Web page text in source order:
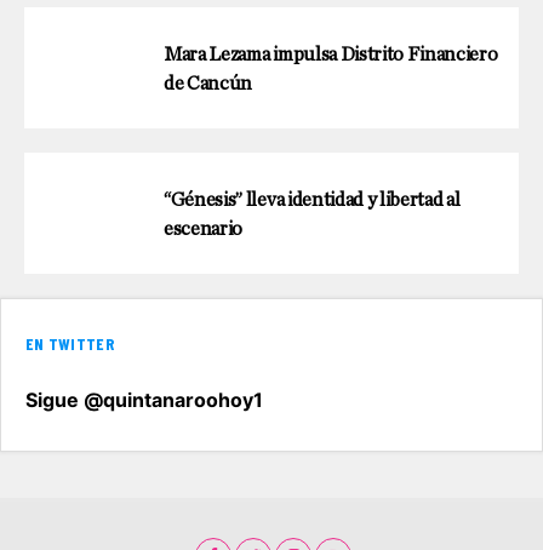
Mara Lezama impulsa Distrito Financiero
de Cancún
“Génesis” lleva identidad y libertad al
escenario
EN TWITTER
Sigue @quintanaroohoy1